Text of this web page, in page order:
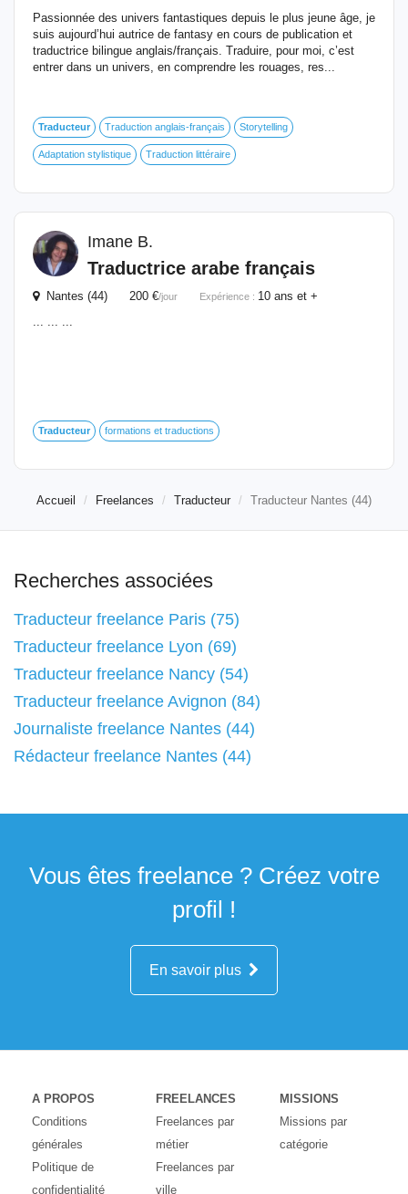
Passionnée des univers fantastiques depuis le plus jeune âge, je
suis aujourd’hui autrice de fantasy en cours de publication et
traductrice bilingue anglais/français. Traduire, pour moi, c’est
entrer dans un univers, en comprendre les rouages, res...
Traducteur Traduction anglais-français Storytelling
Adaptation stylistique Traduction littéraire
Imane B.
Traductrice arabe français
Nantes (44) 200 €/jour Expérience : 10 ans et +
... ... ...
Traducteur formations et traductions
Accueil Freelances Traducteur Traducteur Nantes (44)
Recherches associées
Traducteur freelance Paris (75)
Traducteur freelance Lyon (69)
Traducteur freelance Nancy (54)
Traducteur freelance Avignon (84)
Journaliste freelance Nantes (44)
Rédacteur freelance Nantes (44)
Vous êtes freelance ? Créez votre
profil !
En savoir plus
A PROPOS
Conditions
générales
Politique de
confidentialité
FREELANCES
Freelances par
métier
Freelances par
ville
MISSIONS
Missions par
catégorie